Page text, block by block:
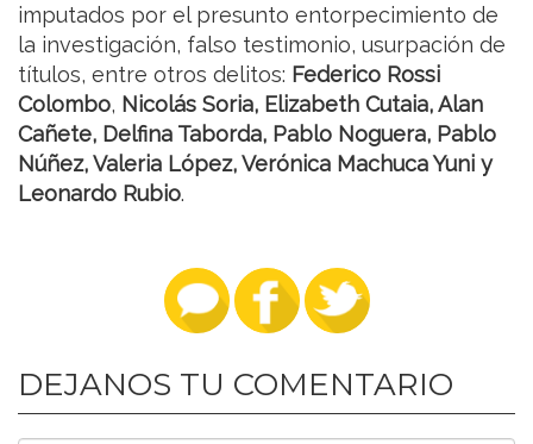
imputados por el presunto entorpecimiento de
la investigación, falso testimonio, usurpación de
títulos, entre otros delitos: Federico Rossi
Colombo, Nicolás Soria, Elizabeth Cutaia, Alan
Cañete, Delfina Taborda, Pablo Noguera, Pablo
Núñez, Valeria López, Verónica Machuca Yuni y
Leonardo Rubio.
DEJANOS TU COMENTARIO